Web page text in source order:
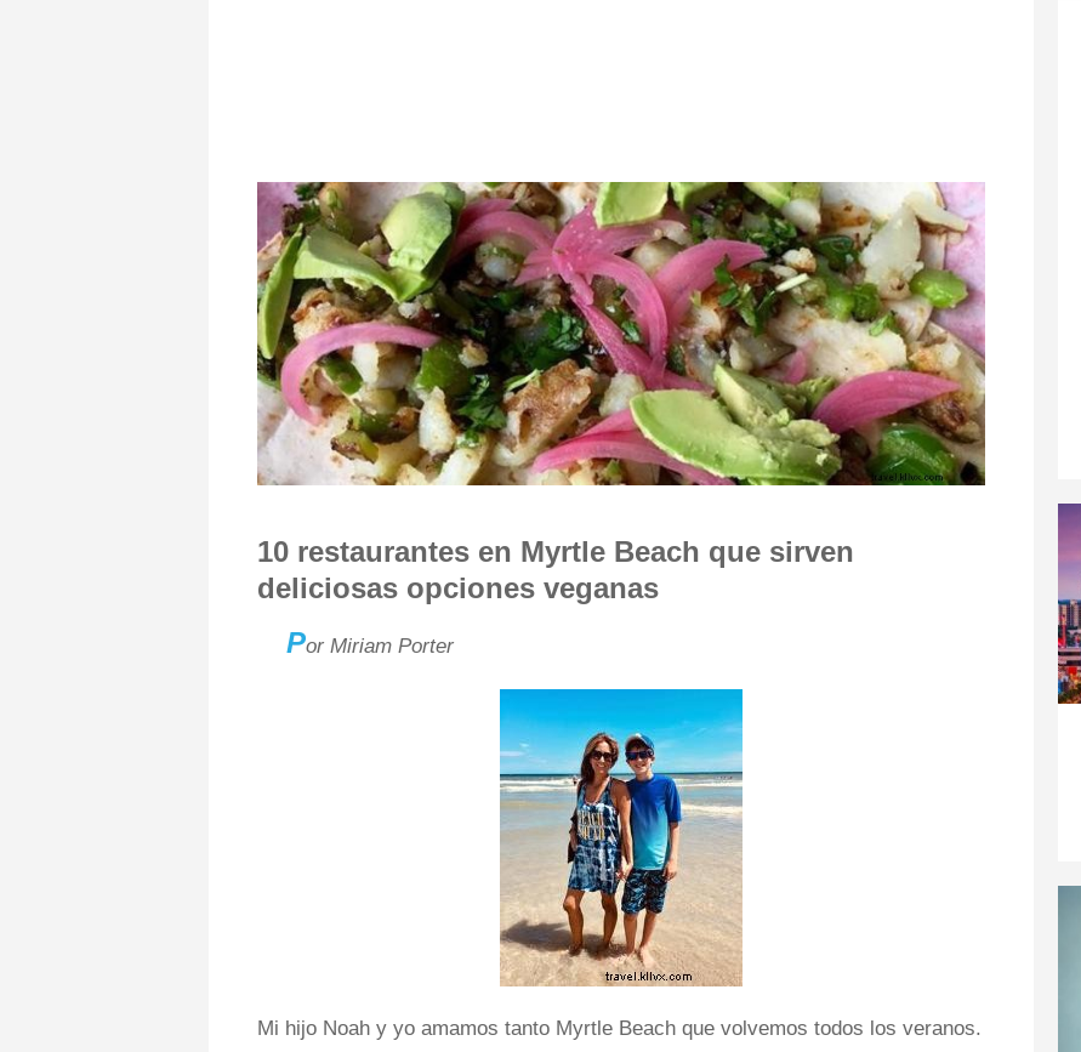
10 restaurantes en Myrtle Beach que sirven
deliciosas opciones veganas
Por Miriam Porter
Mi hijo Noah y yo amamos tanto Myrtle Beach que volvemos todos los veranos.